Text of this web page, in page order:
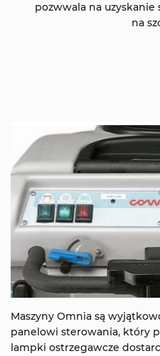
pozwwala na uzyskanie
na
Maszyny Omnia są
panelowi sterowania, który
lampki ostrzegawcze